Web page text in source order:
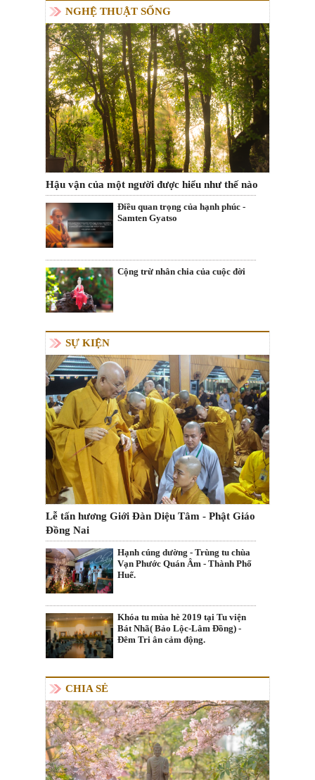
NGHỆ THUẬT SỐNG
Hậu vận của một người được hiểu như thế nào
Điều quan trọng của hạnh phúc -
Samten Gyatso
Cộng trừ nhân chia của cuộc đời
SỰ KIỆN
Lễ tấn hương Giới Đàn Diệu Tâm - Phật Giáo
Đồng Nai
Hạnh cúng dường - Trùng tu chùa
Vạn Phước Quán Âm - Thành Phố
Huế.
Khóa tu mùa hè 2019 tại Tu viện
Bát Nhã( Bảo Lộc-Lâm Đồng) -
Đêm Tri ân cảm động.
CHIA SẺ